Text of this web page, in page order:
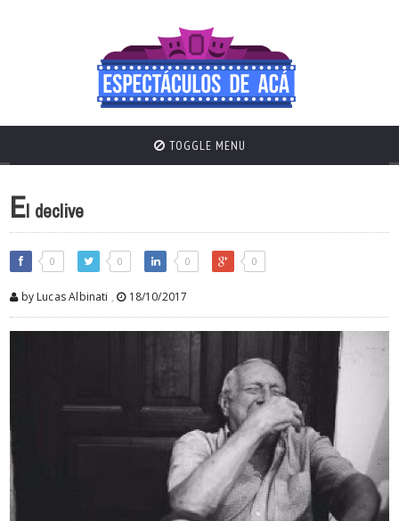
TOGGLE MENU
El declive
0 0 0 0
by Lucas Albinati , 18/10/2017